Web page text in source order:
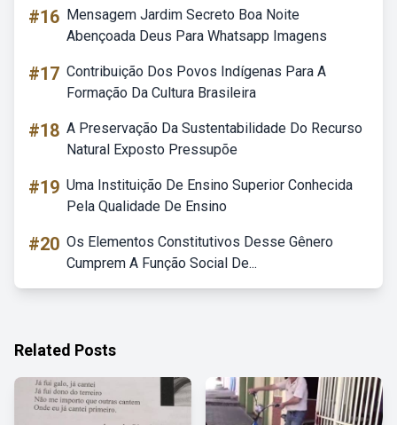
#16 Mensagem Jardim Secreto Boa Noite
Abençoada Deus Para Whatsapp Imagens
#17 Contribuição Dos Povos Indígenas Para A
Formação Da Cultura Brasileira
#18 A Preservação Da Sustentabilidade Do Recurso
Natural Exposto Pressupõe
#19 Uma Instituição De Ensino Superior Conhecida
Pela Qualidade De Ensino
#20 Os Elementos Constitutivos Desse Gênero
Cumprem A Função Social De...
Related Posts